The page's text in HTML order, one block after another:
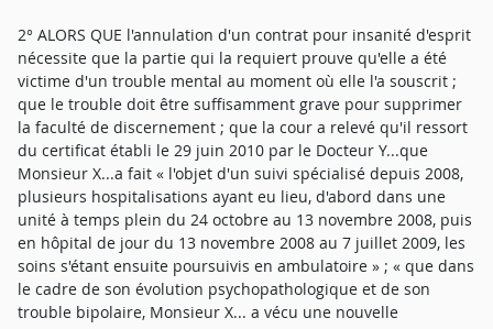
2° ALORS QUE l'annulation d'un contrat pour insanité d'esprit
nécessite que la partie qui la requiert prouve qu'elle a été
victime d'un trouble mental au moment où elle l'a souscrit ;
que le trouble doit être suffisamment grave pour supprimer
la faculté de discernement ; que la cour a relevé qu'il ressort
du certificat établi le 29 juin 2010 par le Docteur Y...que
Monsieur X...a fait « l'objet d'un suivi spécialisé depuis 2008,
plusieurs hospitalisations ayant eu lieu, d'abord dans une
unité à temps plein du 24 octobre au 13 novembre 2008, puis
en hôpital de jour du 13 novembre 2008 au 7 juillet 2009, les
soins s'étant ensuite poursuivis en ambulatoire » ; « que dans
le cadre de son évolution psychopathologique et de son
trouble bipolaire, Monsieur X... a vécu une nouvelle